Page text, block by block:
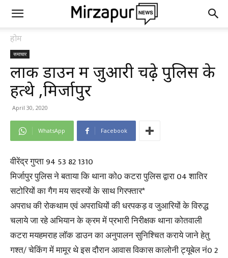
होम
समाचार
लाक डाउन में जुआरी चढ़े पुलिस के
हत्थे ,मिर्जापुर
April 30, 2020
WhatsApp Facebook
वीरेंद्र गुप्ता 94 53 82 1310
मिर्जापुर पुलिस ने बताया कि थाना को0 कटरा पुलिस द्वारा 04 शातिर
सटोरियों का गैग मय सदस्यों के साथ गिरफ्तार*
अपराध की रोकथाम एवं अपराधियों की धरपकड़ व जुआरियों के विरुद्ध
चलाये जा रहे अभियान के क्रम में प्रभारी निरीक्षक थाना कोतवाली
कटरा मयहमराह लॉक डाउन का अनुपालन सुनिश्चित कराये जाने हेतु
गश्त/ चेकिंग में मामूर थे इस दौरान आवास विकास कालोनी ट्यूबेल नं0 2